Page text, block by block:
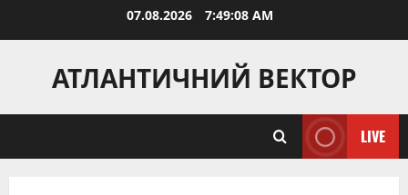
07.08.2026 7:49:09 AM
АТЛАНТИЧНИЙ ВЕКТОР
LIVE